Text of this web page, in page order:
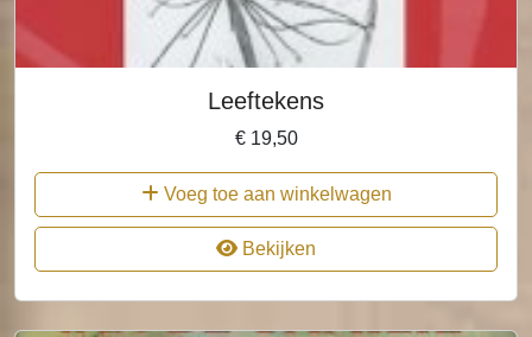
Leeftekens
€19,50
Voeg toe aan winkelwagen
Bekijken